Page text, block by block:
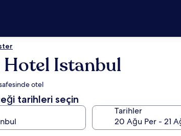
Istanbul
otel
tarihleri seçin
Tarihler